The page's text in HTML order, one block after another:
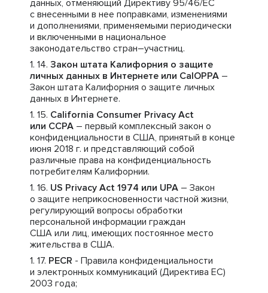
данных, отменяющий Директиву 95/46/ЕС
с внесенными в нее поправками, изменениями
и дополнениями, применяемыми периодически
и включенными в национальное
законодательство стран–участниц.
Закон штата Калифорния о защите
личных данных в Интернете или CalOPPA –
Закон штата Калифорния о защите личных
данных в Интернете.
California Consumer Privacy Act
или CCPA – первый комплексный закон о
конфиденциальности в США, принятый в конце
июня 2018 г. и представляющий собой
различные права на конфиденциальность
потребителям Калифорнии.
US Privacy Act 1974 или UPA – Закон
о защите неприкосновенности частной жизни,
регулирующий вопросы обработки
персональной информации граждан
США или лиц, имеющих постоянное место
жительства в США.
PECR - Правила конфиденциальности
и электронных коммуникаций (Директива ЕС)
2003 года;